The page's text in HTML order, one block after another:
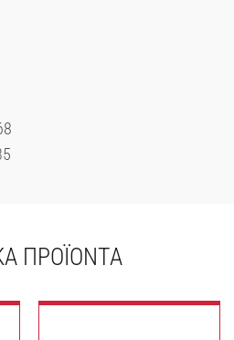
ΠΡΟΪΌΝΤΑ